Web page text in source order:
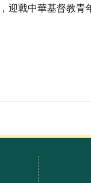
戰中華基督教青